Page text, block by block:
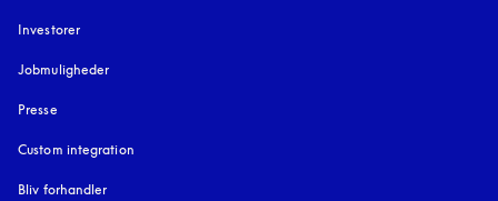
Investorer
Jobmuligheder
Presse
Custom integration
Bliv forhandler